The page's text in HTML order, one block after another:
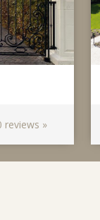
reviews »